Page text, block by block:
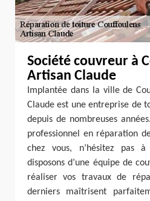
Société couvreur à
Artisan Claude
Implantée dans la ville de
Claude est une entreprise de
depuis de nombreuses
professionnel en réparation
chez vous, n’hésitez pas
disposons d’une équipe de
réaliser vos travaux de
derniers maîtrisent